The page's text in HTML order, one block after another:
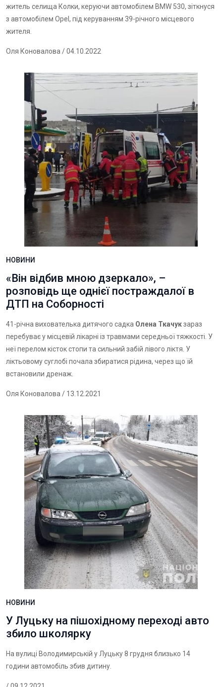
житель селища Колки, керуючи автомобілем BMW 530, зіткнуся
з автомобілем Opel, під керуванням 39-річного місцевого
жителя.
Оля Коновалова / 04.10.2022
НОВИНИ
«Він відбив мною дзеркало», –
розповідь ще однієї постраждалої в
ДТП на Соборності
41-річна вихователька дитячого садка Олена Ткачукзараз
перебуває у місцевій лікарні із травмами середньої тяжкості. У
неї перелом кісток стопи та сильний забій лівого ліктя. У
ліктьовому суглобі почала збиратися рідина, через що їй
встановили дренаж.
Оля Коновалова / 13.12.2021
НОВИНИ
У Луцьку на пішохідному переході авто
збило школярку
На вулиці Володимирській у Луцьку 8 грудня близько 14
години автомобіль збив дитину.